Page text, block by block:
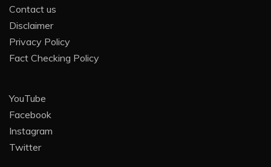
Contact us
Disclaimer
Privacy Policy
Fact Checking Policy
YouTube
Facebook
Instagram
Twitter